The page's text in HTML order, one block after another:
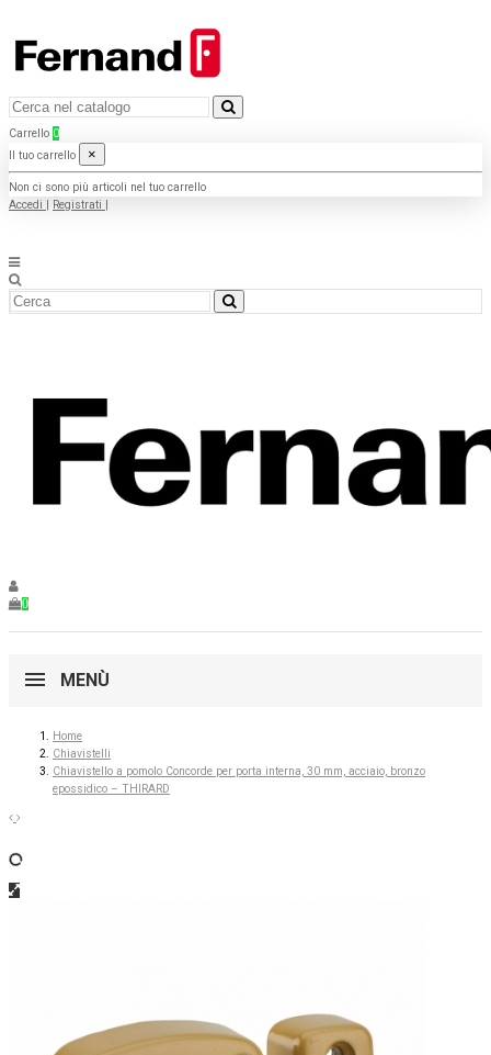
Carrello 0
Il tuo carrello
×
Non ci sono più articoli nel tuo carrello
Accedi
Registrati
0
MENÙ
Home
Chiavistelli
Chiavistello a pomolo Concorde per porta interna, 30 mm, acciaio, bronzo
epossidico – THIRARD